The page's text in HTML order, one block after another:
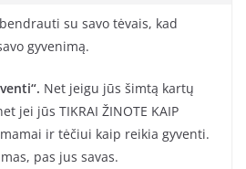
su savo tėvais, kad
gyvenimą.
Net jeigu jūs šimtą kartų
jei jūs TIKRAI ŽINOTE KAIP
ir tėčiui kaip reikia gyventi.
pas jus savas.